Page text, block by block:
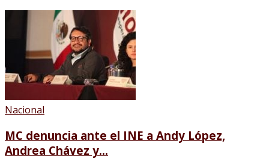
Nacional
MC denuncia ante el INE a Andy López,
Andrea Chávez y...